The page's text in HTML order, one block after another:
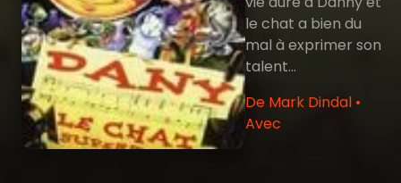
le chat a bien du
mal à exprimer son
talent...
De Mark Dindal •
Avec